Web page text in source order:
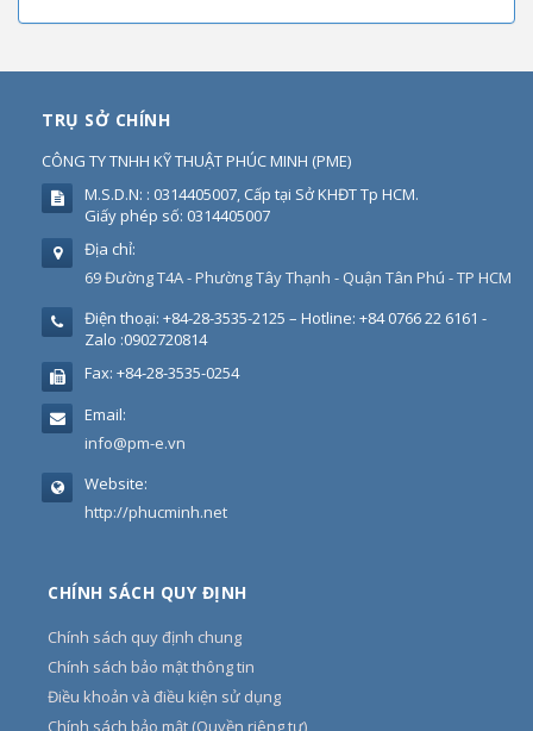
TRỤ SỞ CHÍNH
CÔNG TY TNHH KỸ THUẬT PHÚC MINH (PME)
M.S.D.N: : 0314405007, Cấp tại Sở KHĐT Tp HCM.
Giấy phép số: 0314405007
Địa chỉ:
69 Đường T4A - Phường Tây Thạnh - Quận Tân Phú - TP HCM
Điện thoại: +84-28-3535-2125 – Hotline: +84 0766 22 6161 -
Zalo :0902720814
Fax: +84-28-3535-0254
Email:
info@pm-e.vn
Website:
http://phucminh.net
CHÍNH SÁCH QUY ĐỊNH
Chính sách quy định chung
Chính sách bảo mật thông tin
Điều khoản và điều kiện sử dụng
Chính sách bảo mật (Quyền riêng tư)